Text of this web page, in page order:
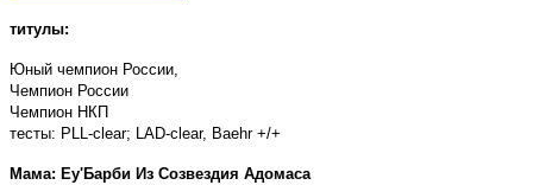
титулы:
Юный чемпион России,
Чемпион России
Чемпион НКП
тесты: PLL-clear; LAD-clear, Baehr +/+
Мама: Еу'Барби Из Созвездия Адомаса